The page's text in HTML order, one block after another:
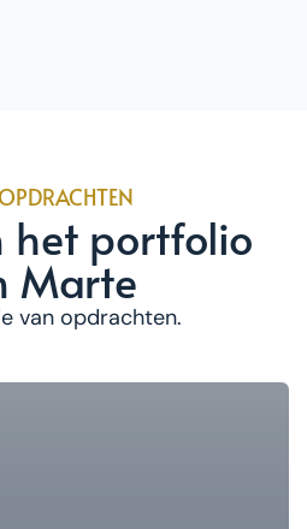
het portfolio
Marte
van opdrachten.